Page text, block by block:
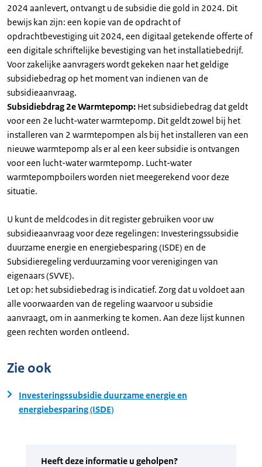
2024 aanlevert, ontvangt u de subsidie die gold in 2024. Dit
bewijs kan zijn: een kopie van de opdracht of
opdrachtbevestiging uit 2024, een digitaal getekende offerte of
een digitale schriftelijke bevestiging van het installatiebedrijf.
Voor zakelijke aanvragers wordt gekeken naar het geldige
subsidiebedrag op het moment van indienen van de
subsidieaanvraag.
Subsidiebdrag 2e Warmtepomp: Het subsidiebedrag dat geldt
voor een 2e lucht-water warmtepomp. Dit geldt zowel bij het
installeren van 2 warmtepompen als bij het installeren van een
nieuwe warmtepomp als er al een keer subsidie is ontvangen
voor een lucht-water warmtepomp. Lucht-water
warmtepompboilers worden niet meegerekend voor deze
situatie.
U kunt de meldcodes in dit register gebruiken voor uw
subsidieaanvraag voor deze regelingen: Investeringssubsidie
duurzame energie en energiebesparing (ISDE) en de
Subsidieregeling verduurzaming voor verenigingen van
eigenaars (SVVE).
Let op: het subsidiebedrag is indicatief. Zorg dat u voldoet aan
alle voorwaarden van de regeling waarvoor u subsidie
aanvraagt, om in aanmerking te komen. Aan deze lijst kunnen
geen rechten worden ontleend.
Zie ook
Investeringssubsidie duurzame energie en
energiebesparing (ISDE)